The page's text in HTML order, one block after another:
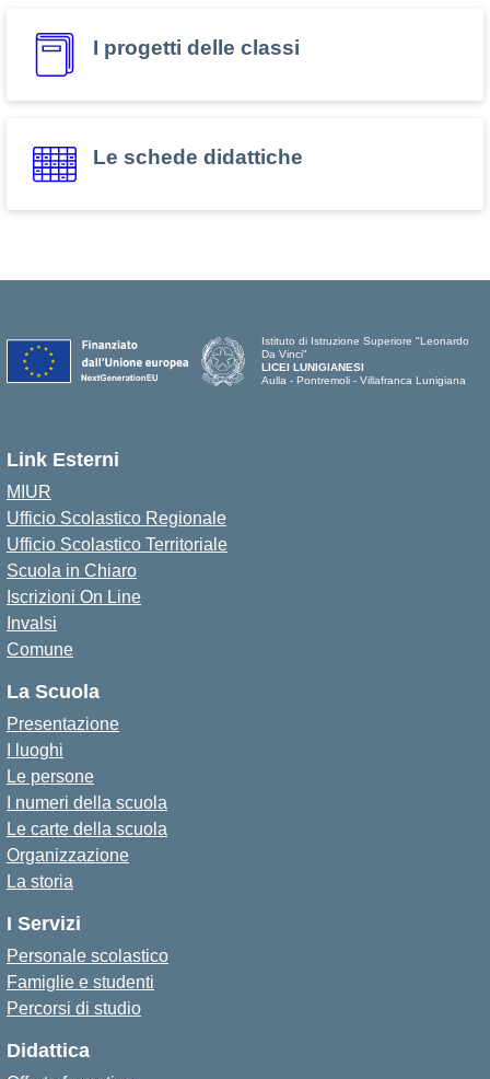
I progetti delle classi
Le schede didattiche
Istituto di Istruzione Superiore "Leonardo
Da Vinci"
LICEI LUNIGIANESI
Aulla - Pontremoli - Villafranca Lunigiana
Link Esterni
MIUR
Ufficio Scolastico Regionale
Ufficio Scolastico Territoriale
Scuola in Chiaro
Iscrizioni On Line
Invalsi
Comune
La Scuola
Presentazione
I luoghi
Le persone
I numeri della scuola
Le carte della scuola
Organizzazione
La storia
I Servizi
Personale scolastico
Famiglie e studenti
Percorsi di studio
Didattica